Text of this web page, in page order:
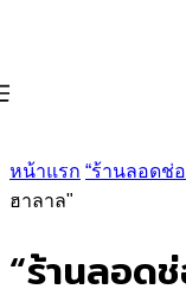
หน้าแรก “ร้านลอดช่
ฮาลาล"
“ร้านลอด